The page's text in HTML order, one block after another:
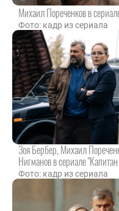
Михаил Пореченков в
Фото: кадр из сериала
Зоя Бербер, Михаил
Нигманов в сериале
Фото: кадр из сериала